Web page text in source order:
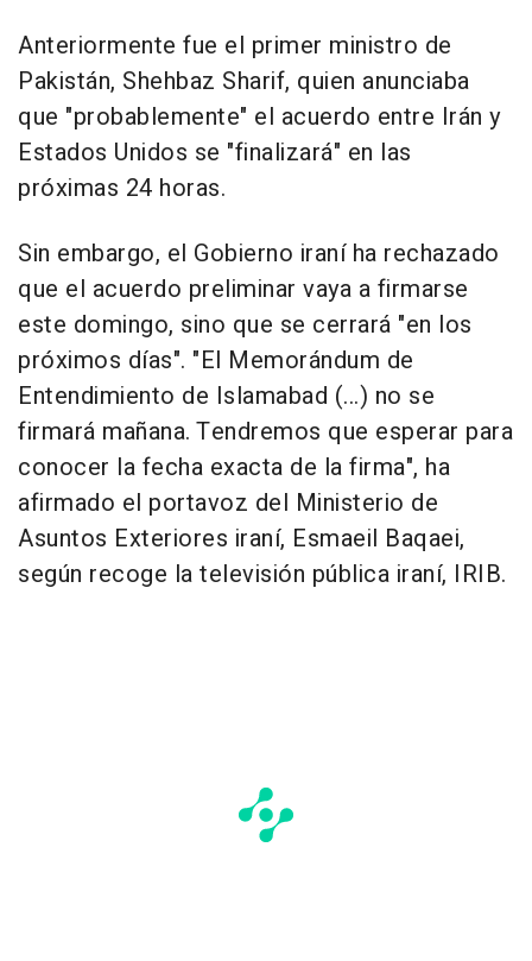
Anteriormente fue el primer ministro de
Pakistán, Shehbaz Sharif, quien anunciaba
que "probablemente" el acuerdo entre Irán y
Estados Unidos se "finalizará" en las
próximas 24 horas.
Sin embargo, el Gobierno iraní ha rechazado
que el acuerdo preliminar vaya a firmarse
este domingo, sino que se cerrará "en los
próximos días". "El Memorándum de
Entendimiento de Islamabad (...) no se
firmará mañana. Tendremos que esperar para
conocer la fecha exacta de la firma", ha
afirmado el portavoz del Ministerio de
Asuntos Exteriores iraní, Esmaeil Baqaei,
según recoge la televisión pública iraní, IRIB.